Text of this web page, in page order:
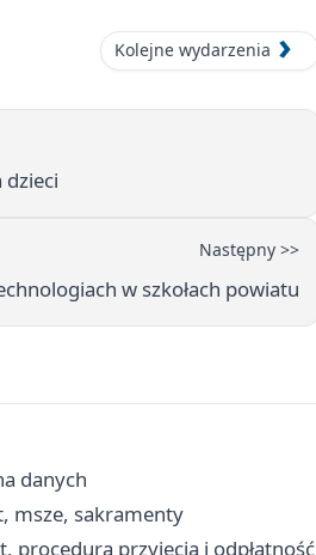
Kolejne wydarzenia
Następny >>
w szkołach powiatu
danych
msze, sakramenty
procedura przyjęcia i odpłatność